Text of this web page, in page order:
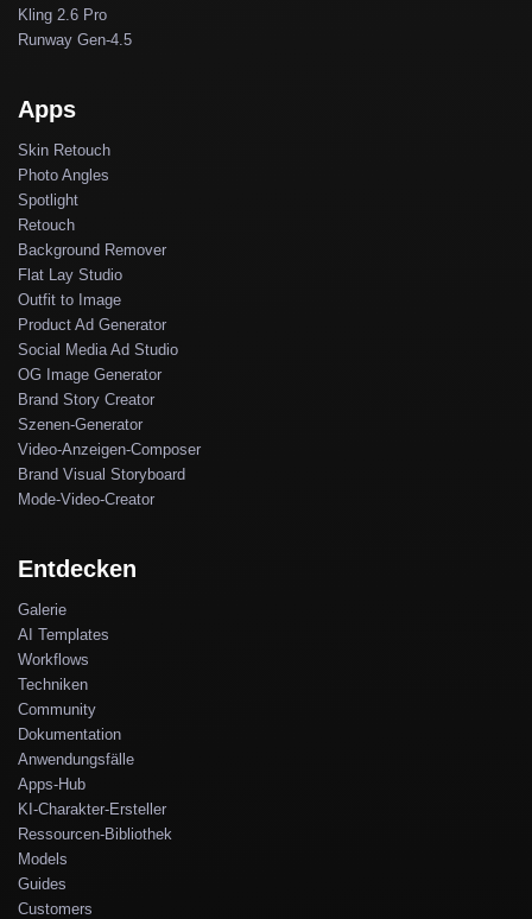
Kling 2.6 Pro
Runway Gen-4.5
Apps
Skin Retouch
Photo Angles
Spotlight
Retouch
Background Remover
Flat Lay Studio
Outfit to Image
Product Ad Generator
Social Media Ad Studio
OG Image Generator
Brand Story Creator
Szenen-Generator
Video-Anzeigen-Composer
Brand Visual Storyboard
Mode-Video-Creator
Entdecken
Galerie
AI Templates
Workflows
Techniken
Community
Dokumentation
Anwendungsfälle
Apps-Hub
KI-Charakter-Ersteller
Ressourcen-Bibliothek
Models
Guides
Customers